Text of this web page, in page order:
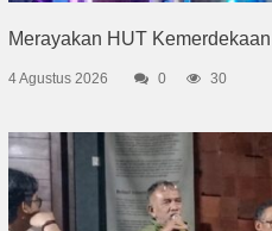
Merayakan HUT
4 Agustus 2026 0 30